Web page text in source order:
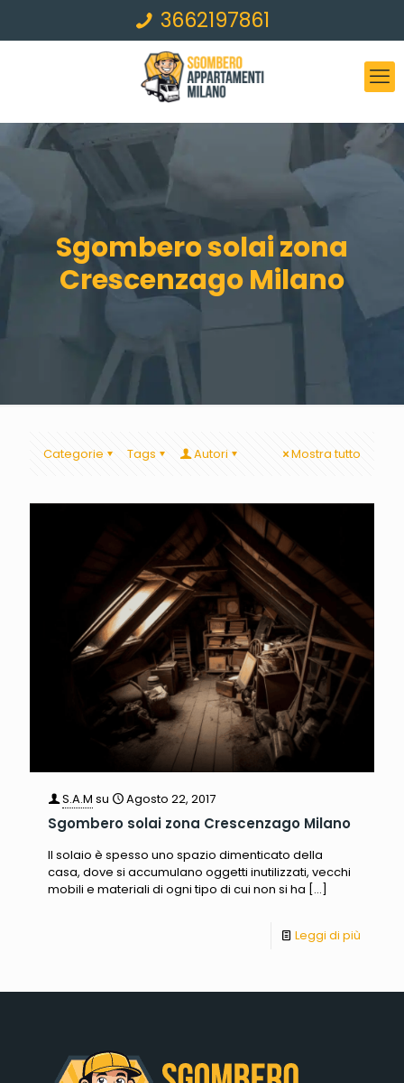
3662197861
Sgombero solai zona
Crescenzago Milano
Categorie Tags Autori Mostra tutto
S.A.M su Agosto 22, 2017
Sgombero solai zona Crescenzago Milano
Il solaio è spesso uno spazio dimenticato della
casa, dove si accumulano oggetti inutilizzati, vecchi
mobili e materiali di ogni tipo di cui non si ha […]
Leggi di più